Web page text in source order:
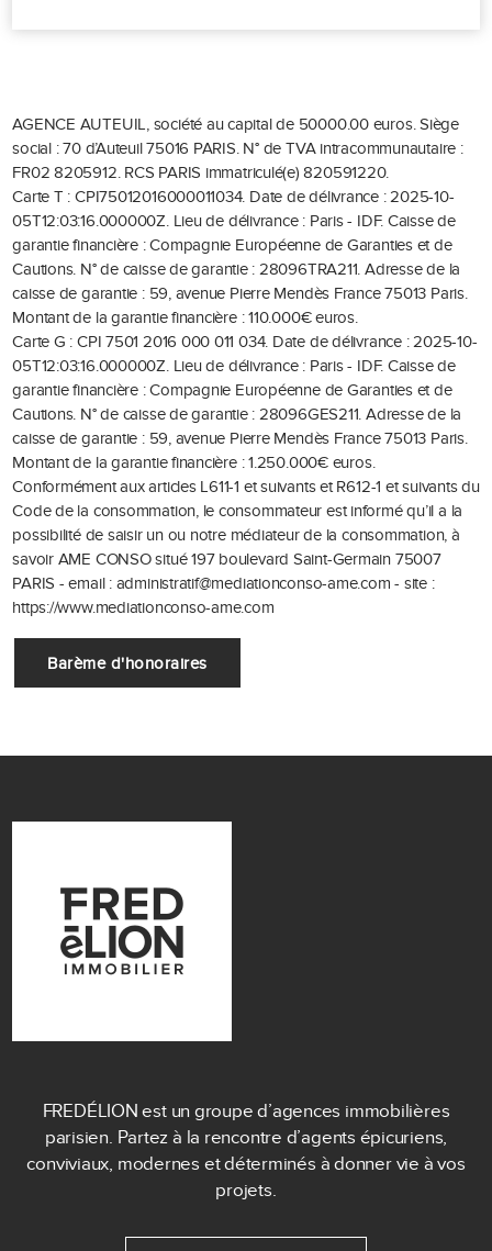
AGENCE AUTEUIL, société au capital de 50000.00 euros.Siège
social : 70 d’Auteuil 75016 PARIS. N° de TVA intracommunautaire :
FR02 8205912. RCS PARIS immatriculé(e) 820591220.
Carte T : CPI75012016000011034. Date de délivrance : 2025-10-
05T12:03:16.000000Z. Lieu de délivrance : Paris - IDF. Caisse de
garantie financière : Compagnie Européenne de Garanties et de
Cautions. N° de caisse de garantie : 28096TRA211. Adresse de la
caisse de garantie : 59, avenue Pierre Mendès France 75013 Paris.
Montant de la garantie financière : 110.000€ euros.
Carte G : CPI 7501 2016 000 011 034. Date de délivrance : 2025-10-
05T12:03:16.000000Z. Lieu de délivrance : Paris - IDF. Caisse de
garantie financière : Compagnie Européenne de Garanties et de
Cautions. N° de caisse de garantie : 28096GES211. Adresse de la
caisse de garantie : 59, avenue Pierre Mendès France 75013 Paris.
Montant de la garantie financière : 1.250.000€ euros.
Conformément aux articles L611-1 et suivants et R612-1 et suivants du
Code de la consommation, le consommateur est informé qu’il a la
possibilité de saisir un ou notre médiateur de la consommation, à
savoir AME CONSO situé 197 boulevard Saint-Germain 75007
PARIS - email : administratif@mediationconso-ame.com - site :
https://www.mediationconso-ame.com
Barème d'honoraires
FREDÉLION est un groupe d’agences immobilières
parisien. Partez à la rencontre d’agents épicuriens,
conviviaux, modernes et déterminés à donner vie à vos
projets.